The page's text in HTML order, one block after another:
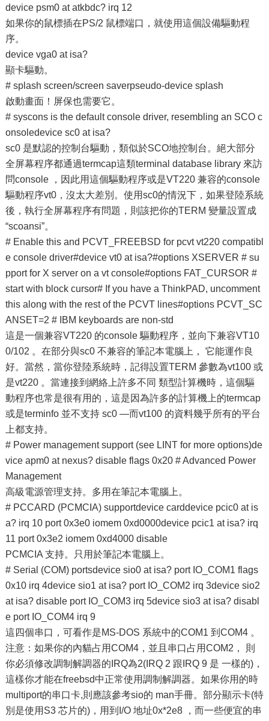
device psm0 at atkbdc? irq 12
如果你的鼠標插在PS/2 鼠標端口，就使用這個設備驅動程
序。
device vga0 at isa?
顯卡驅動。
# splash screen/screen saverpseudo-device splash
啟動畫面！屏保也需要它。
# syscons is the default console driver, resembling an SCO c
onsoledevice sc0 at isa?
sc0 是默認的控制台驅動，類似於SCO地控制台。絕大部分
全屏幕程序都通過termcap這類terminal database library 來訪
問console ，因此用這個驅動程序或是VT220 兼容的console
驅動程序vt0，沒太大差別。使用sc0的情況下，如果登陸系統
後，執行全屏幕程序有問題，則該把你的TERM 變量設置成
“scoansi”。
# Enable this and PCVT_FREEBSD for pcvt vt220 compatibl
e console driver#device vt0 at isa?#options XSERVER # su
pport for X server on a vt console#options FAT_CURSOR #
start with block cursor# If you have a ThinkPAD, uncomment
this along with the rest of the PCVT lines#options PCVT_SC
ANSET=2 # IBM keyboards are non-std
這是一個兼容VT220 的console 驅動程序，並向下兼容VT10
0/102 。在部分與sc0 不兼容的筆記本電腦上， 它能運作良
好。當然，當你登陸系統時，記得設置TERM 參數為vt100 或
是vt220 。當連接到網絡上許多不同 類型計算機時，這個驅
動程序也常是很有用的，這是因為許多的計算機上的termcap
或是terminfo 並不支持 sc0 —而vt100 的資料幾乎所有的平台
上都支持。
# Power management support (see LINT for more options)de
vice apm0 at nexus? disable flags 0x20 # Advanced Power
Management
高級電源管理支持。多用在筆記本電腦上。
# PCCARD (PCMCIA) supportdevice carddevice pcic0 at is
a? irq 10 port 0x3e0 iomem 0xd0000device pcic1 at isa? irq
11 port 0x3e2 iomem 0xd4000 disable
PCMCIA 支持。只用於筆記本電腦上。
# Serial (COM) portsdevice sio0 at isa? port IO_COM1 flags
0x10 irq 4device sio1 at isa? port IO_COM2 irq 3device sio2
at isa? disable port IO_COM3 irq 5device sio3 at isa? disabl
e port IO_COM4 irq 9
這四個串口，可看作是MS-DOS 系統中的COM1 到COM4 。
注意：如果你的內貓占用COM4，並且串口占用COM2， 則
你必須修改調制解調器的IRQ為2(IRQ 2 跟IRQ 9 是 一樣的)，
這樣你才能在freebsd中正常使用調制解調器。如果你用的時
multiport的串口卡,則應該參考sio的 man手冊。部分顯示卡(特
別是使用S3 芯片的)，用到I/O 地址0x*2e8 ，而一些便宜的串